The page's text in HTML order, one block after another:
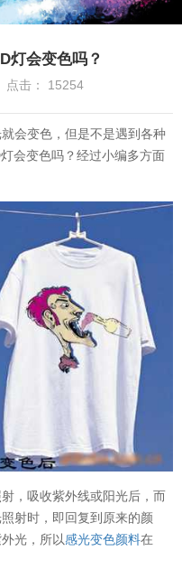
灯会变色吗？
点击： 15254
会变色，但是不是遇到各种
会变色吗？经过小编多方面
，吸收紫外线或阳光后，而
射时，即回复到原来的颜
光，所以感光变色颜料在